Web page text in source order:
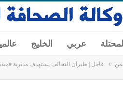
عربي الخليج
عاجل | طيران التحالف يستهدف مديرية